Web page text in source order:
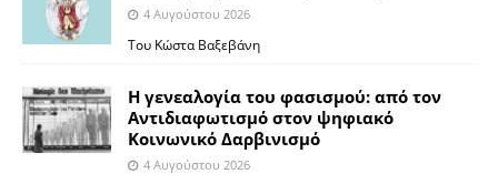
4 Αυγούστου 2026
Του Κώστα Βαξεβάνη
Η γενεαλογία του φασισμού: από τον
Αντιδιαφωτισμό στον ψηφιακό
Κοινωνικό Δαρβινισμό
4 Αυγούστου 2026